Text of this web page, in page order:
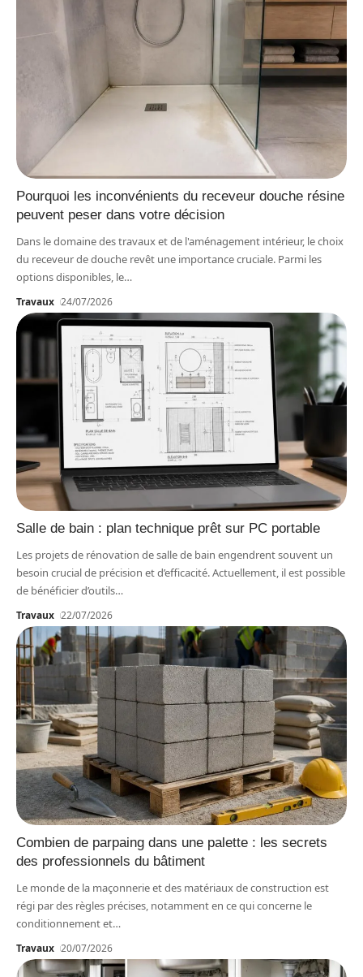
Pourquoi les inconvénients du receveur douche résine
peuvent peser dans votre décision
Dans le domaine des travaux et de l'aménagement intérieur, le choix
du receveur de douche revêt une importance cruciale. Parmi les
options disponibles, le…
Travaux 24/07/2026
Salle de bain : plan technique prêt sur PC portable
Les projets de rénovation de salle de bain engendrent souvent un
besoin crucial de précision et d’efficacité. Actuellement, il est possible
de bénéficier d’outils…
Travaux 22/07/2026
Combien de parpaing dans une palette : les secrets
des professionnels du bâtiment
Le monde de la maçonnerie et des matériaux de construction est
régi par des règles précises, notamment en ce qui concerne le
conditionnement et…
Travaux 20/07/2026